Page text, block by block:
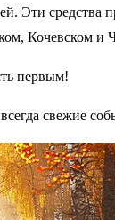
Эти средства
Кочевском и
первым!
свежие